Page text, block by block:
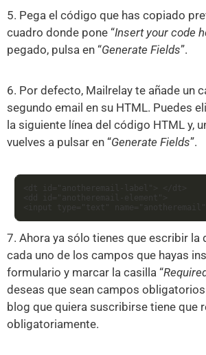
5. Pega el código que has copiado
cuadro donde pone “Insert your code
pegado, pulsa en “Generate Fields”.
6. Por defecto, Mailrelay te añade un
segundo email en su HTML. Puedes
la siguiente línea del código HTML y,
vuelves a pulsar en “Generate Fields”.
<dt id="anotheremail-label"> </dt>
<dd id="anotheremail-element">
<input type="text"
7. Ahora ya sólo tienes que escribir la
cada uno de los campos que hayas
formulario y marcar la casilla “
deseas que sean campos
blog que quiera suscribirse tiene que
obligatoriamente.